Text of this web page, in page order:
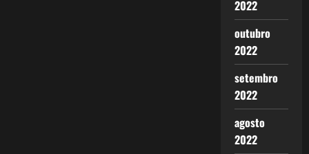
2022
outubro
2022
setembro
2022
agosto
2022